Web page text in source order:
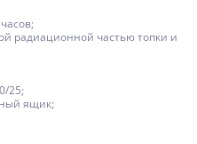
радиационной частью топки и
25;
ящик;